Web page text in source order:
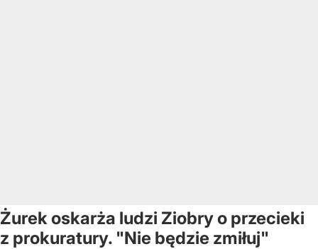
Żurek oskarża ludzi Ziobry o przecieki
z prokuratury. "Nie będzie zmiłuj"